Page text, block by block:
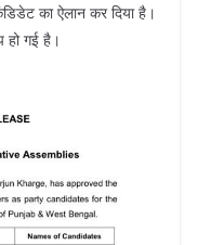
का ऐलान कर दिया है।
हो गई है।